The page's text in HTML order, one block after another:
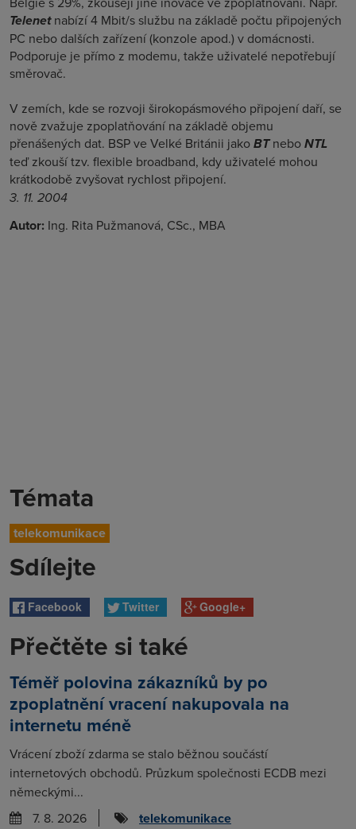
Telenetnabízí 4 Mbit/s službu na základě počtu připojených
PC nebo dalších zařízení (konzole apod.) v domácnosti.
Podporuje je přímo z modemu, takže uživatelé nepotřebují
směrovač.
V zemích, kde se rozvoji širokopásmového připojení daří, se
nově zvažuje zpoplatňování na základě objemu
přenášených dat. BSP ve Velké Británii jakoBTneboNTL
teď zkouší tzv. flexible broadband, kdy uživatelé mohou
krátkodobě zvyšovat rychlost připojení.
3. 11. 2004
Autor: Ing. Rita Pužmanová, CSc., MBA
Témata
telekomunikace
Sdílejte
Facebook Twitter Google+
Přečtěte si také
Téměř polovina zákazníků by po
zpoplatnění vracení nakupovala na
internetu méně
Vrácení zboží zdarma se stalo běžnou součástí
internetových obchodů. Průzkum společnosti ECDB mezi
německými...
7. 8. 2026
telekomunikace